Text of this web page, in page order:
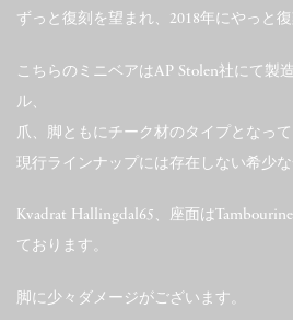
ずっと復刻を望まれ、2018年にやっと
こちらのミニベアはAP Stolen社にて製
ル、
爪、脚ともにチーク材のタイプとなって
現行ラインナップには存在しない希少
Kvadrat Hallingdal65、座面は
ております。
脚に少々ダメージがございます。